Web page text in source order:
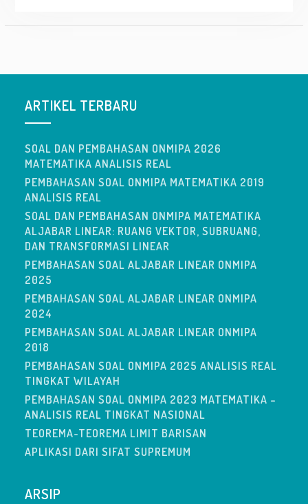
ARTIKEL TERBARU
SOAL DAN PEMBAHASAN ONMIPA 2026
MATEMATIKA ANALISIS REAL
PEMBAHASAN SOAL ONMIPA MATEMATIKA 2019
ANALISIS REAL
SOAL DAN PEMBAHASAN ONMIPA MATEMATIKA
ALJABAR LINEAR: RUANG VEKTOR, SUBRUANG,
DAN TRANSFORMASI LINEAR
PEMBAHASAN SOAL ALJABAR LINEAR ONMIPA
2025
PEMBAHASAN SOAL ALJABAR LINEAR ONMIPA
2024
PEMBAHASAN SOAL ALJABAR LINEAR ONMIPA
2018
PEMBAHASAN SOAL ONMIPA 2025 ANALISIS REAL
TINGKAT WILAYAH
PEMBAHASAN SOAL ONMIPA 2023 MATEMATIKA –
ANALISIS REAL TINGKAT NASIONAL
TEOREMA-TEOREMA LIMIT BARISAN
APLIKASI DARI SIFAT SUPREMUM
ARSIP